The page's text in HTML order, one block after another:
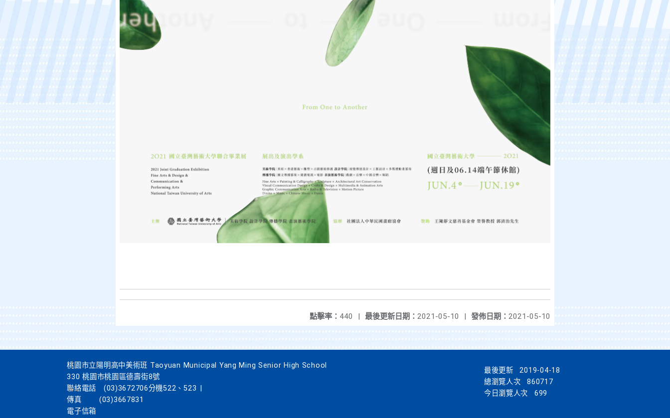
發佈日期： 2021-05-10
最後更新日期： 2021-05-10 |
點擊率： 440 |
桃園市立陽明高中美術班 Taoyuan Municipal Yang Ming Senior High School
330 桃園市桃園區德壽街8號
聯絡電話
(03)3672706分機522、523
傳真
(03)3667831
電子信箱
最後更新
2019-04-18
總瀏覽人次
860717
今日瀏覽人次
699